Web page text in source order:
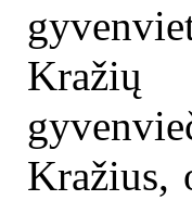
Kražių
Kražius,